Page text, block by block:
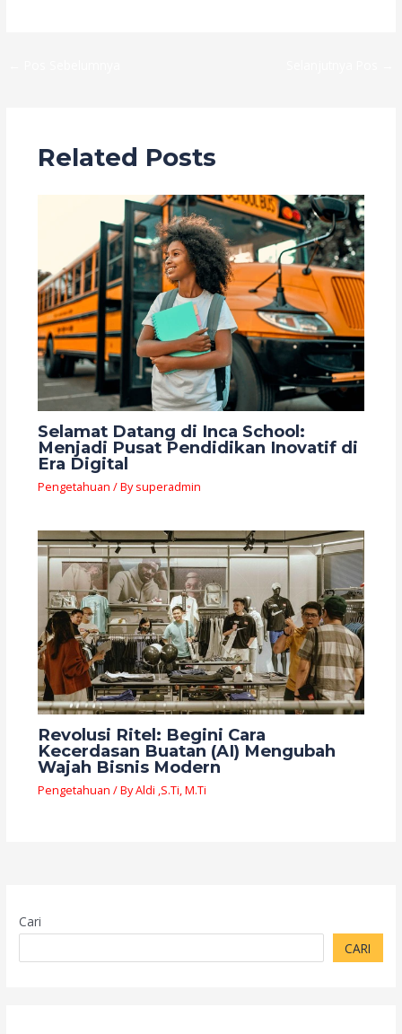
Related Posts
Selamat Datang di Inca School:
Menjadi Pusat Pendidikan Inovatif di
Era Digital
Pengetahuan / Bysuperadmin
Revolusi Ritel: Begini Cara
Kecerdasan Buatan (AI) Mengubah
Wajah Bisnis Modern
Pengetahuan / ByAldi ,S.Ti, M.Ti
Cari
CARI